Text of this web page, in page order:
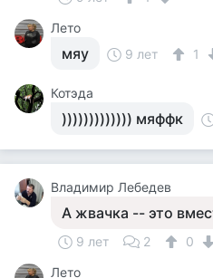
Лето
мяу 9 лет 1
Котэда
))))))))))))) мяффк
Владимир Лебедев
А жвачка -- это
9 лет 2
0
Лето